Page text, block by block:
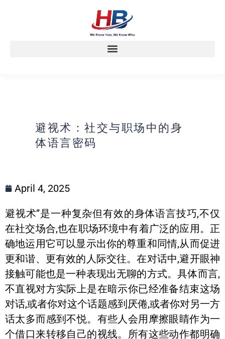
避视术：社交与职场中的身
体语言密码
April 4, 2025
避视术”是一种复杂但有效的身体语言技巧,不仅
在社交场合,也在职场环境中有着广泛的应用。正
确地运用它可以显示出你的尊重和同情,从而促进
更和谐、更有效的人际交往。在对话中,避开眼神
接触可能也是一种表现出无聊的方式。具体而言,
不直视对方实际上是在暗示你已经准备结束这场
对话,或者你对这个话题感到厌倦,或者你对另一方
话太多而感到不悦。有些人会用摩擦眼睛作为一
个借口来转移自己的视线。所有这些动作都明确